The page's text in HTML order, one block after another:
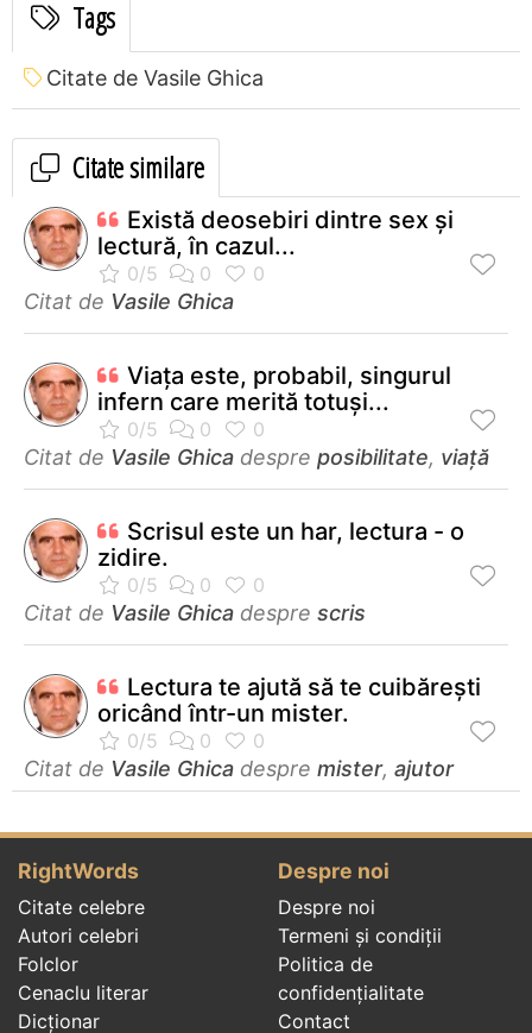
Tags
Citate de Vasile Ghica
Citate similare
Există deosebiri dintre sex şi
lectură, în cazul...
Citat de Vasile Ghica
Viaţa este, probabil, singurul
infern care merită totuşi...
Citat de Vasile Ghica despre posibilitate, viață
Scrisul este un har, lectura - o
zidire.
Citat de Vasile Ghica despre scris
Lectura te ajută să te cuibăreşti
oricând într-un mister.
Citat de Vasile Ghica despre mister, ajutor
RightWords
Citate celebre
Autori celebri
Folclor
Cenaclu literar
Dicționar
Despre noi
Despre noi
Termeni și condiții
Politica de
confidenţialitate
Contact